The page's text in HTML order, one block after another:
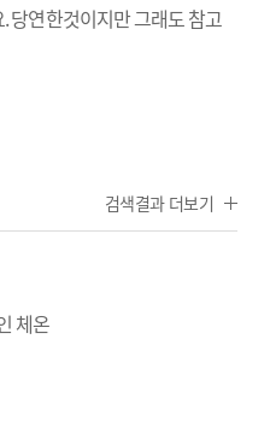
당연한것이지만 그래도 참고
체온
검색결과 더보기